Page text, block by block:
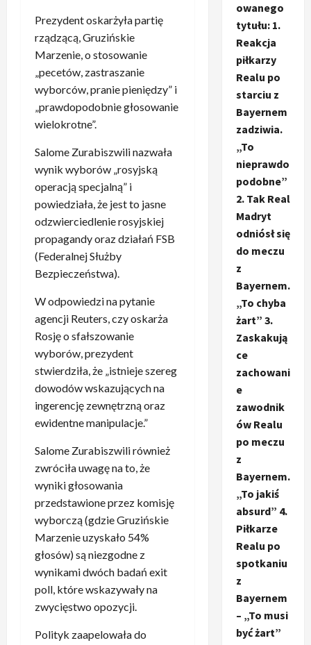
Prezydent oskarżyła partię
rządzącą, Gruzińskie
Marzenie, o stosowanie
„pecetów, zastraszanie
wyborców, pranie pieniędzy” i
„prawdopodobnie głosowanie
wielokrotne”.
Salome Zurabiszwili nazwała
wynik wyborów „rosyjską
operacją specjalną” i
powiedziała, że jest to jasne
odzwierciedlenie rosyjskiej
propagandy oraz działań FSB
(Federalnej Służby
Bezpieczeństwa).
W odpowiedzi na pytanie
agencji Reuters, czy oskarża
Rosję o sfałszowanie
wyborów, prezydent
stwierdziła, że „istnieje szereg
dowodów wskazujących na
ingerencję zewnętrzną oraz
ewidentne manipulacje.”
Salome Zurabiszwili również
zwróciła uwagę na to, że
wyniki głosowania
przedstawione przez komisję
wyborczą (gdzie Gruzińskie
Marzenie uzyskało 54%
głosów) są niezgodne z
wynikami dwóch badań exit
poll, które wskazywały na
zwycięstwo opozycji.
Polityk zaapelowała do
owanego
tytułu: 1.
Reakcja
piłkarzy
Realu po
starciu z
Bayernem
zadziwia.
„To
nieprawdo
podobne”
2. Tak Real
Madryt
odniósł się
do meczu
z
Bayernem.
„To chyba
żart” 3.
Zaskakują
ce
zachowani
e
zawodnik
ów Realu
po meczu
z
Bayernem.
„To jakiś
absurd” 4.
Piłkarze
Realu po
spotkaniu
z
Bayernem
– „To musi
być żart”